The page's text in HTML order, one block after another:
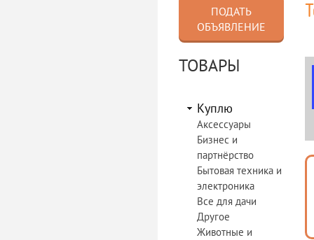
ПОДАТЬ
ОБЪЯВЛЕНИЕ
ТОВАРЫ
Куплю
Аксессуары
Бизнес и
партнёрство
Бытовая техника и
электроника
Все для дачи
Другое
Животные и